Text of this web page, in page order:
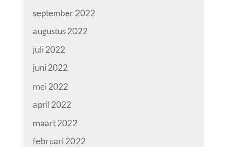
september 2022
augustus 2022
juli 2022
juni 2022
mei 2022
april 2022
maart 2022
februari 2022